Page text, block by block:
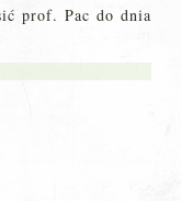
prof. Pac do dnia